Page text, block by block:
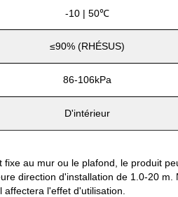
-10 | 50℃
≤90% (RHÉSUS)
86-106kPa
D'intérieur
au mur ou le plafond, le produit
direction d'installation de 1.0-20
l'effet d'utilisation.